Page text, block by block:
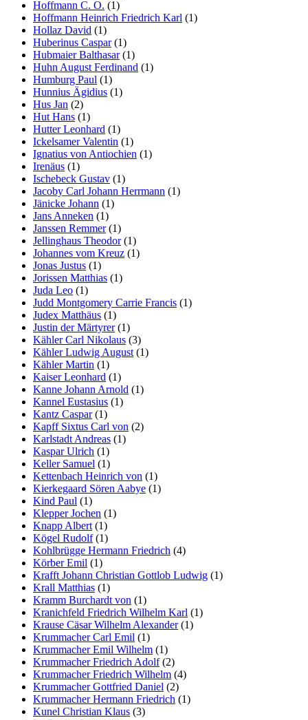
Hoffmann C. O. (1)
Hoffmann Heinrich Friedrich Karl (1)
Hollaz David (1)
Huberinus Caspar(1)
Hubmaier Balthasar(1)
Huhn August Ferdinand (1)
Humburg Paul (1)
Hunnius Ägidius (1)
Hus Jan (2)
Hut Hans (1)
Hutter Leonhard (1)
Ickelsamer Valentin (1)
Ignatius von Antiochien (1)
Irenäus (1)
Ischebeck Gustav (1)
Jacoby Carl Johann Herrmann (1)
Jänicke Johann (1)
Jans Anneken (1)
Janssen Remmer(1)
Jellinghaus Theodor(1)
Johannes vom Kreuz (1)
Jonas Justus (1)
Jorissen Matthias (1)
Juda Leo (1)
Judd Montgomery Carrie Francis (1)
Judex Matthäus (1)
Justin der Märtyrer(1)
Kähler Carl Nikolaus (3)
Kähler Ludwig August (1)
Kähler Martin (1)
Kaiser Leonhard (1)
Kanne Johann Arnold (1)
Kannel Eustasius (1)
Kantz Caspar(1)
Kapff Sixtus Carl von (2)
Karlstadt Andreas (1)
Kaspar Ulrich (1)
Keller Samuel (1)
Kettenbach Heinrich von (1)
Kierkegaard Sören Aabye (1)
Kind Paul (1)
Klepper Jochen (1)
Knapp Albert (1)
Kögel Rudolf(1)
Kohlbrügge Hermann Friedrich (4)
Körber Emil (1)
Krafft Johann Christian Gottlob Ludwig (1)
Krall Matthias (1)
Kramm Burchardt von (1)
Kranichfeld Friedrich Wilhelm Karl (1)
Krause Cäsar Wilhelm Alexander(1)
Krummacher Carl Emil (1)
Krummacher Emil Wilhelm (1)
Krummacher Friedrich Adolf(2)
Krummacher Friedrich Wilhelm (4)
Krummacher Gottfried Daniel (2)
Krummacher Hermann Friedrich (1)
Kunel Christian Klaus (3)